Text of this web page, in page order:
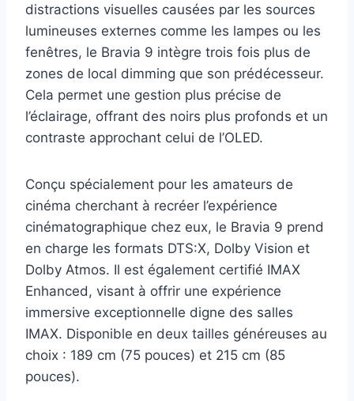
distractions visuelles causées par les sources
lumineuses externes comme les lampes ou les
fenêtres, le Bravia 9 intègre trois fois plus de
zones de local dimming que son prédécesseur.
Cela permet une gestion plus précise de
l’éclairage, offrant des noirs plus profonds et un
contraste approchant celui de l’OLED.
Conçu spécialement pour les amateurs de
cinéma cherchant à recréer l’expérience
cinématographique chez eux, le Bravia 9 prend
en charge les formats DTS:X, Dolby Vision et
Dolby Atmos. Il est également certifié IMAX
Enhanced, visant à offrir une expérience
immersive exceptionnelle digne des salles
IMAX. Disponible en deux tailles généreuses au
choix : 189 cm (75 pouces) et 215 cm (85
pouces).